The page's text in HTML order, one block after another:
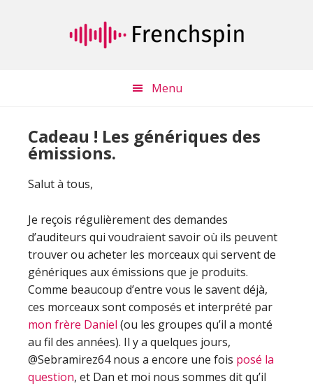
Menu
Cadeau ! Les génériques des
émissions.
Salut à tous,
Je reçois régulièrement des demandes
d’auditeurs qui voudraient savoir où ils peuvent
trouver ou acheter les morceaux qui servent de
génériques aux émissions que je produits.
Comme beaucoup d’entre vous le savent déjà,
ces morceaux sont composés et interprété par
mon frère Daniel (ou les groupes qu’il a monté
au fil des années). Il y a quelques jours,
@Sebramirez64 nous a encore une fois posé la
question, et Dan et moi nous sommes dit qu’il